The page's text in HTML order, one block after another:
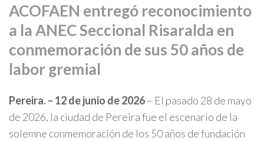
ACOFAEN entregó reconocimiento
a la ANEC Seccional Risaralda en
conmemoración de sus 50 años de
labor gremial
Pereira. – 12 de junio de 2026– El pasado 28 de mayo
de 2026, la ciudad de Pereira fue el escenario de la
solemne conmemoración de los 50 años de fundación